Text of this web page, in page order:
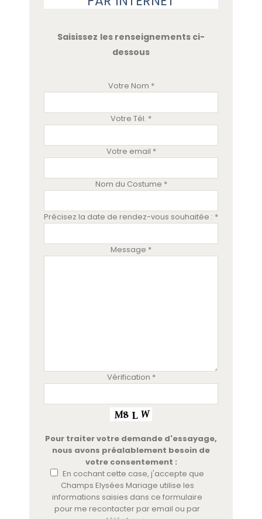
Saisissez les renseignements ci-
dessous
Votre Nom *
Votre Tél. *
Votre email *
Nom du Costume *
Précisez la date de rendez-vous souhaitée : *
Message *
Vérification *
Pour traiter votre demande d'essayage,
nous avons préalablement besoin de
votre consentement :
En cochant cette case, j'accepte que
Champs Elysées Mariage utilise les
informations saisies dans ce formulaire
pour me recontacter par email ou par